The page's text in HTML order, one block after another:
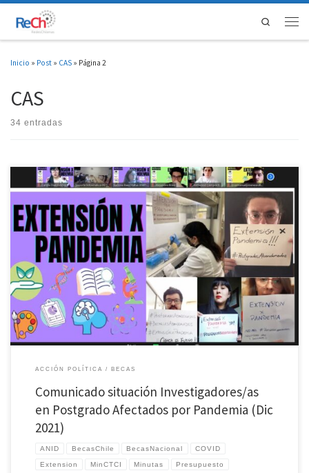
Saltar al contenido
Search
Inicio » Post » CAS » Página 2
CAS
34 entradas
La Asociación Nacional de Investigadores en Postgrado (ANIP), Redes Chilenas de
Investigación (ReCh) y el Consejo de Estudiantes e Investigadores de Postgrado de
Chile (CEIP) comunican a las y los investigadores de posgrado en Chile y en el
extranjero que después de la serie de gestiones realizadas por estas organizaciones
[…]
ACCIÓN POLÍTICA BECAS
Comunicado situación Investigadores/as
en Postgrado Afectados por Pandemia (Dic
2021)
ANID BecasChile BecasNacional COVID
Extension MinCTCI Minutas Presupuesto